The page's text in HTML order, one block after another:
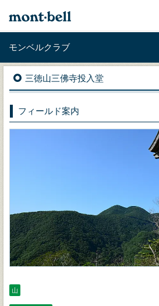
モンベルクラブ
三徳山三佛寺投入堂
フィールド案内
山